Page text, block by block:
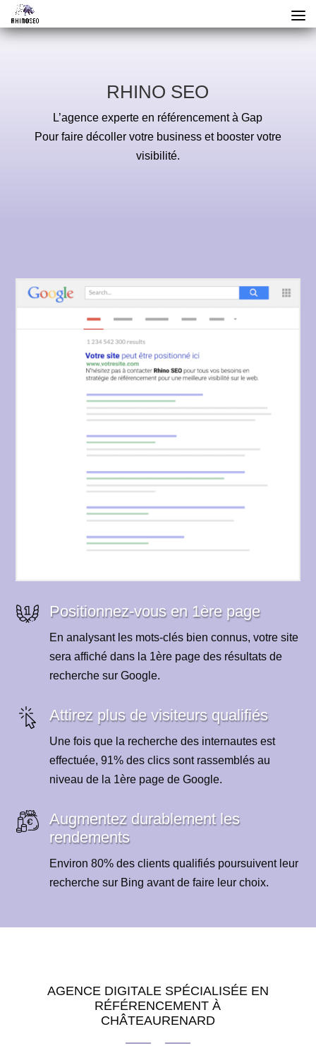
RHINO SEO
L’agence experte en référencement à Gap
Pour faire décoller votre business et booster votre
visibilité.
Positionnez-vous en 1ère page
En analysant les mots-clés bien connus, votre site
sera affiché dans la 1ère page des résultats de
recherche sur Google.
Attirez plus de visiteurs qualifiés
Une fois que la recherche des internautes est
effectuée, 91% des clics sont rassemblés au
niveau de la 1ère page de Google.
Augmentez durablement les
rendements
Environ 80% des clients qualifiés poursuivent leur
recherche sur Bing avant de faire leur choix.
AGENCE DIGITALE SPÉCIALISÉE EN
RÉFÉRENCEMENT À
CHÂTEAURENARD